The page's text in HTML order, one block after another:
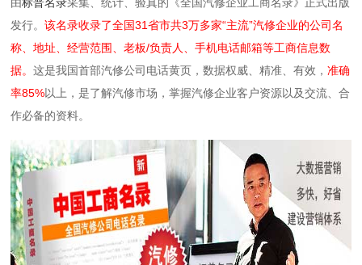
发行。该名录收录了全国31省市共3万多家“主流”汽修企业的公司名
称、地址、经营范围、老板/负责人、手机电话邮箱等工商信息数
据。这是我国首部汽修公司电话黄页，数据权威、精准、有效，准确
率85%以上，是了解汽修市场，掌握汽修企业客户资源以及交流、合
作必备的资料。